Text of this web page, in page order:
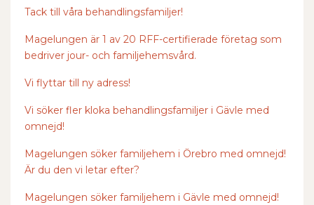
Tack till våra behandlingsfamiljer!
Magelungen är 1 av 20 RFF-certifierade företag som
bedriver jour- och familjehemsvård.
Vi flyttar till ny adress!
Vi söker fler kloka behandlingsfamiljer i Gävle med
omnejd!
Magelungen söker familjehem i Örebro med omnejd!
Är du den vi letar efter?
Magelungen söker familjehem i Gävle med omnejd!